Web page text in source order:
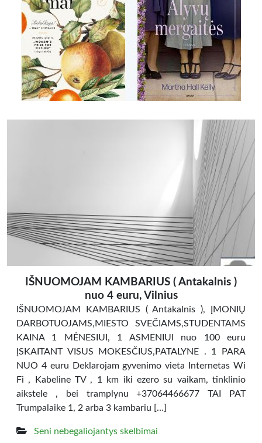
IŠNUOMOJAM KAMBARIUS ( Antakalnis )
nuo 4 euru, Vilnius
IŠNUOMOJAM KAMBARIUS ( Antakalnis ), ĮMONIŲ
DARBOTUOJAMS,MIESTO SVEČIAMS,STUDENTAMS
KAINA 1 MĖNESIUI, 1 ASMENIUI nuo 100 euru
ĮSKAITANT VISUS MOKESČIUS,PATALYNE . 1 PARA
NUO 4 euru Deklarojam gyvenimo vieta Internetas Wi
Fi , Kabeline TV , 1 km iki ezero su vaikam, tinklinio
aikstele , bei tramplynu +37064466677 TAI PAT
Trumpalaike 1, 2 arba 3 kambariu […]
Seni nebegaliojantys skelbimai